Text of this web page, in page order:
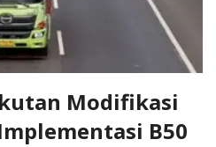
Modifikasi
B50